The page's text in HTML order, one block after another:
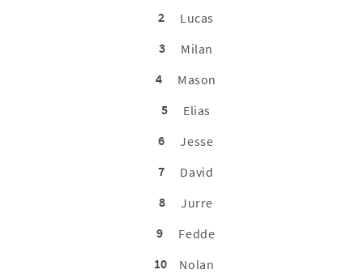
2
Lucas
3
Milan
4
Mason
5
Elias
6
Jesse
7
David
8
Jurre
9
Fedde
10
Nolan